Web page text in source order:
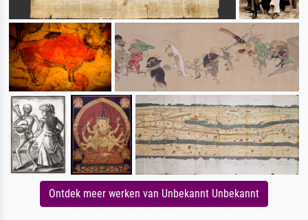
Ontdek meer werken van Unbekannt Unbekannt